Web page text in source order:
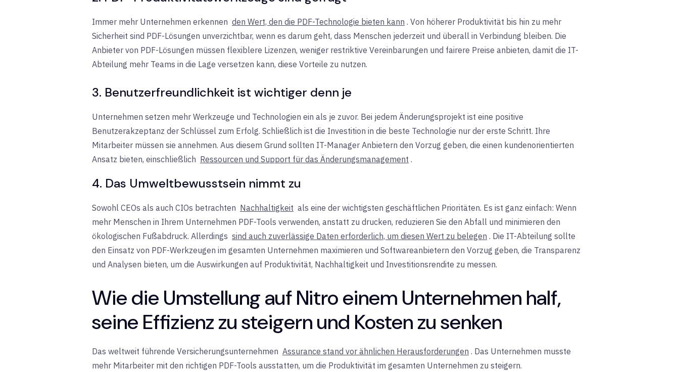
Immer mehr Unternehmen erkennen den Wert, den die PDF-Technologie bieten kann . Von höherer Produktivität bis hin zu mehr
Sicherheit sind PDF-Lösungen unverzichtbar, wenn es darum geht, dass Menschen jederzeit und überall in Verbindung bleiben. Die
Anbieter von PDF-Lösungen müssen flexiblere Lizenzen, weniger restriktive Vereinbarungen und fairere Preise anbieten, damit die IT-
Abteilung mehr Teams in die Lage versetzen kann, diese Vorteile zu nutzen.
3. Benutzerfreundlichkeit ist wichtiger denn je
Unternehmen setzen mehr Werkzeuge und Technologien ein als je zuvor. Bei jedem Änderungsprojekt ist eine positive
Benutzerakzeptanz der Schlüssel zum Erfolg. Schließlich ist die Investition in die beste Technologie nur der erste Schritt. Ihre
Mitarbeiter müssen sie annehmen. Aus diesem Grund sollten IT-Manager Anbietern den Vorzug geben, die einen kundenorientierten
Ansatz bieten, einschließlich Ressourcen und Support für das Änderungsmanagement .
4. Das Umweltbewusstsein nimmt zu
Sowohl CEOs als auch CIOs betrachten Nachhaltigkeit als eine der wichtigsten geschäftlichen Prioritäten. Es ist ganz einfach: Wenn
mehr Menschen in Ihrem Unternehmen PDF-Tools verwenden, anstatt zu drucken, reduzieren Sie den Abfall und minimieren den
ökologischen Fußabdruck. Allerdings sind auch zuverlässige Daten erforderlich, um diesen Wert zu belegen . Die IT-Abteilung sollte
den Einsatz von PDF-Werkzeugen im gesamten Unternehmen maximieren und Softwareanbietern den Vorzug geben, die Transparenz
und Analysen bieten, um die Auswirkungen auf Produktivität, Nachhaltigkeit und Investitionsrendite zu messen.
Wie die Umstellung auf Nitro einem Unternehmen half,
seine Effizienz zu steigern und Kosten zu senken
Das weltweit führende Versicherungsunternehmen Assurance stand vor ähnlichen Herausforderungen . Das Unternehmen musste
mehr Mitarbeiter mit den richtigen PDF-Tools ausstatten, um die Produktivität im gesamten Unternehmen zu steigern.